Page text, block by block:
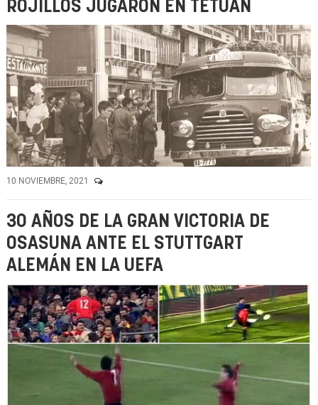
ROJILLOS JUGARON EN TETUÁN
10 NOVIEMBRE, 2021
30 AÑOS DE LA GRAN VICTORIA DE
OSASUNA ANTE EL STUTTGART
ALEMÁN EN LA UEFA